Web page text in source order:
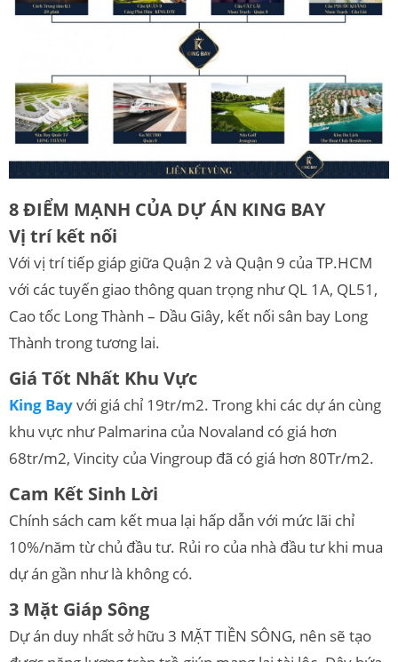
8 ĐIỂM MẠNH CỦA DỰ ÁN KING BAY
Vị trí kết nối
Với vị trí tiếp giáp giữa Quận 2 và Quận 9 của TP.HCM
với các tuyến giao thông quan trọng như QL 1A, QL51,
Cao tốc Long Thành – Dầu Giây, kết nối sân bay Long
Thành trong tương lai.
Giá Tốt Nhất Khu Vực
King Bayvới giá chỉ 19tr/m2. Trong khi các dự án cùng
khu vực như Palmarina của Novaland có giá hơn
68tr/m2, Vincity của Vingroup đã có giá hơn 80Tr/m2.
Cam Kết Sinh Lời
Chính sách cam kết mua lại hấp dẫn với mức lãi chỉ
10%/năm từ chủ đầu tư. Rủi ro của nhà đầu tư khi mua
dự án gần như là không có.
3 Mặt Giáp Sông
Dự án duy nhất sở hữu 3 MẶT TIỀN SÔNG, nên sẽ tạo